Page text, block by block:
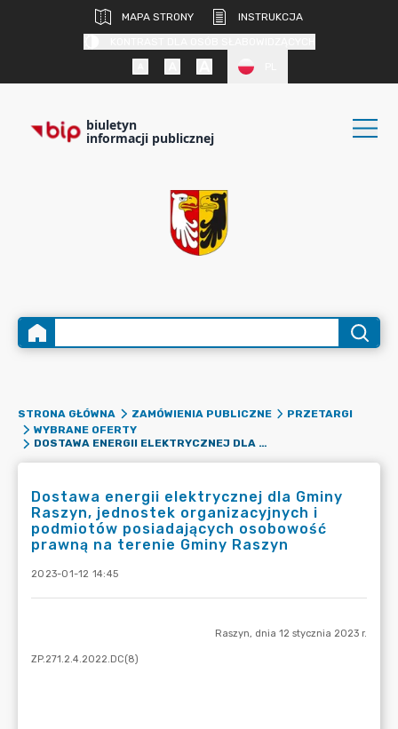
MAPA STRONY
INSTRUKCJA
biuletyn
informacji publicznej
STRONA GŁÓWNA ZAMÓWIENIA PUBLICZNE
PRZETARGI
WYBRANE OFERTY
DOSTAWA ENERGII ELEKTRYCZNEJ DLA GMINY RASZYN, JEDNOSTEK ORGANIZACYJNYCH I PODMIOTÓW POSIADAJĄCYCH OSOBOWOŚĆ PRAWNĄ NA TERENIE GMINY RASZYN
Dostawa energii elektrycznej dla Gminy
Raszyn, jednostek organizacyjnych i
podmiotów posiadających osobowość
prawną na terenie Gminy Raszyn
2023-01-12 14:45